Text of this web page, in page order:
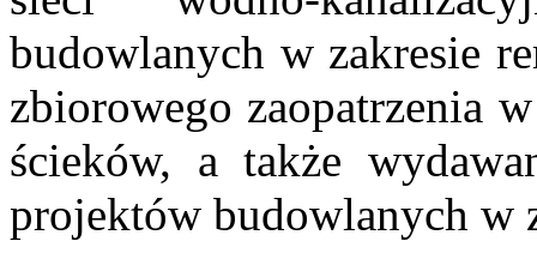
budowlanych w zakresie
zbiorowego zaopatrzenia
ścieków, a także
projektów budowlanych w